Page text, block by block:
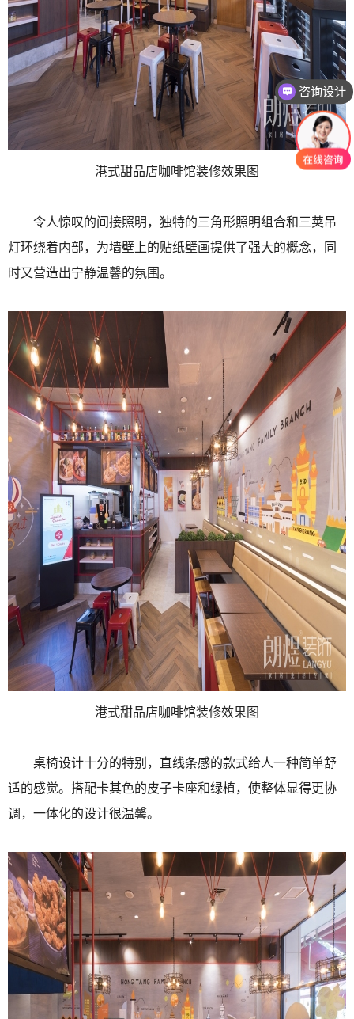
港式甜品店咖啡馆装修效果图
令人惊叹的间接照明，独特的三角形照明组合和三荚吊
灯环绕着内部，为墙壁上的贴纸壁画提供了强大的概念，同
时又营造出宁静温馨的氛围。
港式甜品店咖啡馆装修效果图
桌椅设计十分的特别，直线条感的款式给人一种简单舒
适的感觉。搭配卡其色的皮子卡座和绿植，使整体显得更协
调，一体化的设计很温馨。
咨询设计
咨询报价